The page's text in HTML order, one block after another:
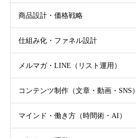
商品設計・価格戦略
仕組み化・ファネル設計
メルマガ・LINE（リスト運用）
コンテンツ制作（文章・動画・SNS）
マインド・働き方（時間術・AI）